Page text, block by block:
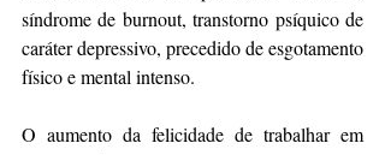
síndrome de burnout, transtorno psíquico de
caráter depressivo, precedido de esgotamento
físico e mental intenso.
O aumento da felicidade de trabalhar em